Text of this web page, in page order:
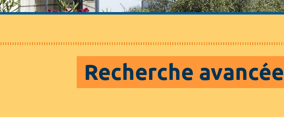
Recherche avancée